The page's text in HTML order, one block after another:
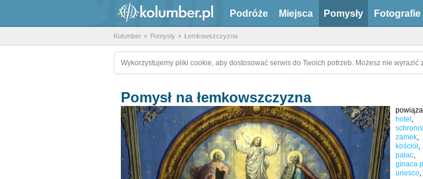
Podróże Miejsca Pomysły Fotografie
Kolumber Pomysły Łemkowszczyzna
Wykorzystujemy pliki cookie, aby dostosować serwis do Twoich potrzeb. Możesz nie
Pomysł na łemkowszczyzna
hotel ,
zamek,
kościół,
pałac,
ginaca
unesco,